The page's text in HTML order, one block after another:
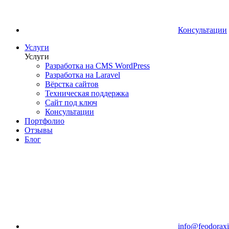
Консультации
Услуги
Услуги
Разработка на CMS WordPress
Разработка на Laravel
Вёрстка сайтов
Техническая поддержка
Сайт под ключ
Консультации
Портфолио
Отзывы
Блог